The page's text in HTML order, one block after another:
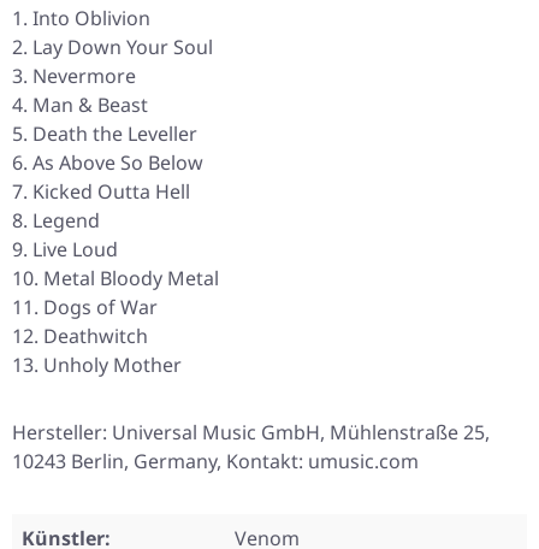
Into Oblivion
Lay Down Your Soul
Nevermore
Man & Beast
Death the Leveller
As Above So Below
Kicked Outta Hell
Legend
Live Loud
Metal Bloody Metal
Dogs of War
Deathwitch
Unholy Mother
Hersteller: Universal Music GmbH, Mühlenstraße 25,
10243 Berlin, Germany, Kontakt: umusic.com
Künstler:
Venom